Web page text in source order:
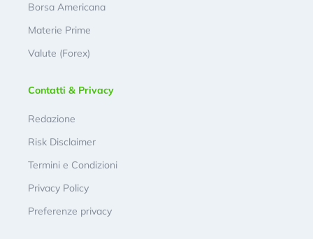
Borsa Americana
Materie Prime
Valute (Forex)
Contatti & Privacy
Redazione
Risk Disclaimer
Termini e Condizioni
Privacy Policy
Preferenze privacy